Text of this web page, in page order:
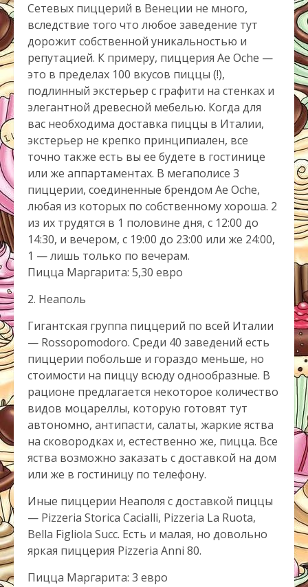
Сетевых пиццерий в Венеции не много,
вследствие того что любое заведение тут
дорожит собственной уникальностью и
репутацией. К примеру, пиццерия Ae Oche —
это в пределах 100 вкусов пиццы (!),
подлинный экстерьер с графити на стенках и
элегантной древесной мебелью. Когда для
вас необходима доставка пиццы в Италии,
экстерьер не крепко принципиален, все
точно также есть вы ее будете в гостинице
или же аппартаментах. В мегаполисе 3
пиццерии, соединенные брендом Ae Oche,
любая из которых по собственному хороша. 2
из их трудятся в 1 половине дня, с 12:00 до
14:30, и вечером, с 19:00 до 23:00 или же 24:00,
1 — лишь только по вечерам.
Пицца Маргарита: 5,30 евро
2. Неаполь
Гигантская группа пиццерий по всей Италии
— Rossopomodoro. Среди 40 заведений есть
пиццерии побольше и гораздо меньше, но
стоимости на пиццу всюду однообразные. В
рационе предлагается некоторое количество
видов моцареллы, которую готовят тут
автономно, антипасти, салаты, жаркие яства
на сковородках и, естественно же, пицца. Все
яства возможно заказать с доставкой на дом
или же в гостиницу по телефону.
Иные пиццерии Неаполя с доставкой пиццы
— Pizzeria Storica Cacialli, Pizzeria La Ruota,
Bella Figliola Succ. Есть и малая, но довольно
яркая пиццерия Pizzeria Anni 80.
Пицца Маргарита: 3 евро